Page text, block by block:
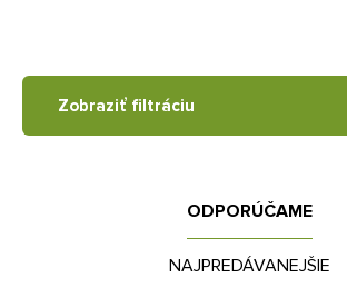
ODPORÚČAME
NAJPREDÁVANEJŠIE
Zobraziť filtráciu